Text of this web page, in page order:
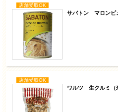
店舗受取OK
サバトン マロン
店舗受取OK
ワルツ 生クルミ（